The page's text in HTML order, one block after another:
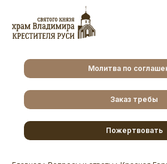
Молитва по
Заказ требы
Пожертвовать